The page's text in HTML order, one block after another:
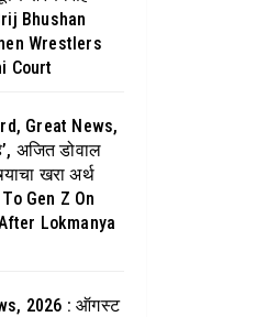
Bhushan
Wrestlers
Court
Great News,
अजित डोवाल
खरा अर्थ
Gen Z On
Lokmanya
2026 : ऑगस्ट